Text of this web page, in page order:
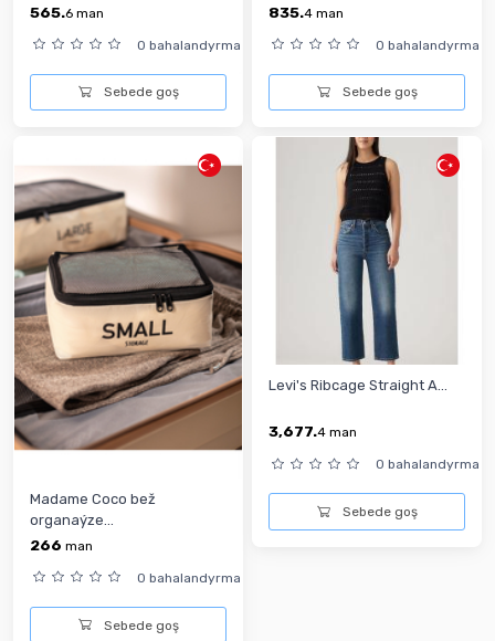
565.6 man
0 bahalandyrma
Sebede goş
835.4 man
0 bahalandyrma
Sebede goş
Madame Coco bež
organaýze...
266 man
0 bahalandyrma
Sebede goş
Levi's Ribcage Straight A...
3,677.4 man
0 bahalandyrma
Sebede goş